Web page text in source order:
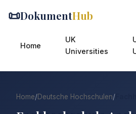
📜DokumentHub
Home
UK
Universities
Home/Deutsche Hochschulen/